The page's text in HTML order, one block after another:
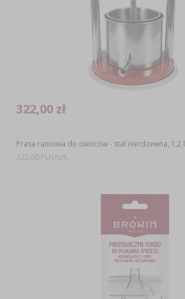
Prasa ramowa do owoców - stal nierdzewna, 1,2 l
322,00 zł
322,00 PLN/szt.